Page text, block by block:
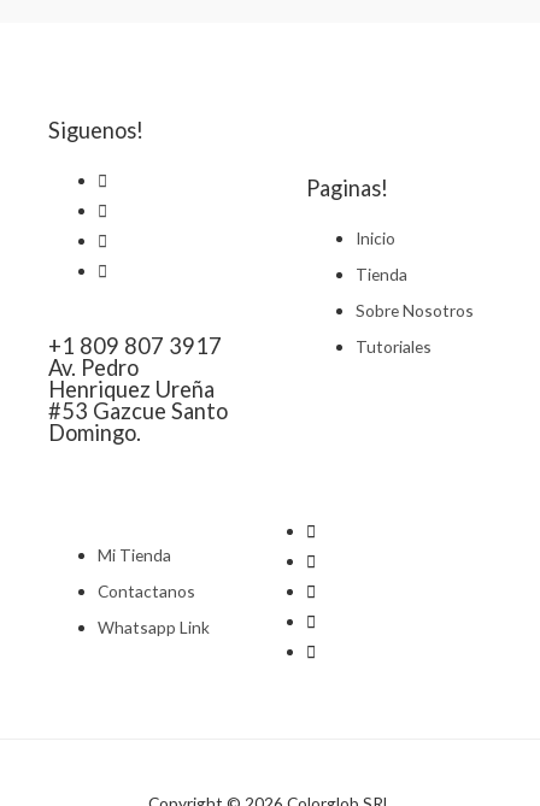
Siguenos!
+1 809 807 3917
Av. Pedro
Henriquez Ureña
#53 Gazcue Santo
Domingo.
Paginas!
Inicio
Tienda
Sobre Nosotros
Tutoriales
Mi Tienda
Contactanos
Whatsapp Link